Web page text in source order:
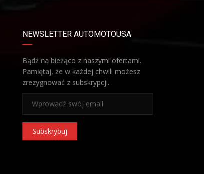
NEWSLETTER AUTOMOTOUSA
Bądź na bieżąco z naszymi ofertami.
Pamiętaj, że w każdej chwili możesz
zrezygnować z subskrypcji.
Subskrybuj